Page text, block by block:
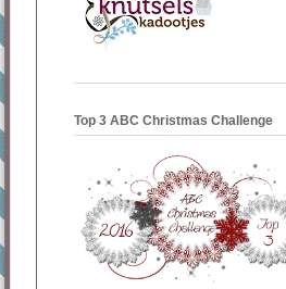
Top 3 ABC Christmas Challenge